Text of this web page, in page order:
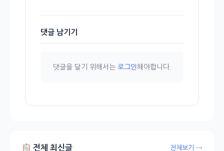
댓글 남기기
댓글을 달기 위해서는 로그인해야합니다.
전체 최신글 전체보기 →